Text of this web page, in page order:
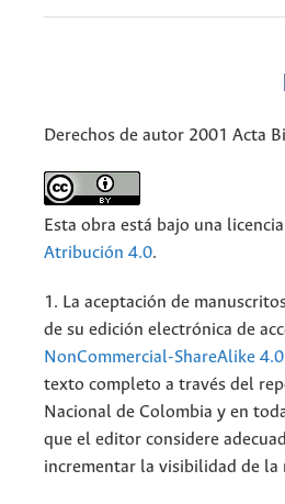
Derechos de autor 2001 Acta
Esta obra está bajo una
Atribución 4.0.
1. La aceptación de
de su edición electrónica de
NonCommercial-ShareAlike 4.0
texto completo a través del
Nacional de Colombia y en
que el editor considere
incrementar la visibilidad de la